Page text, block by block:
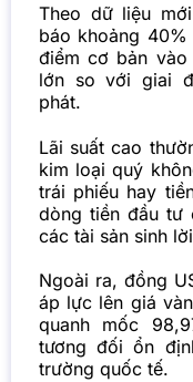
Theo dữ liệu
báo khoảng
điểm cơ bản
lớn so với giai
phát.
Lãi suất cao
kim loại quý
trái phiếu hay
dòng tiền đầu tư
các tài sản sinh
Ngoài ra, đồng
áp lực lên giá
quanh mốc
tương đối ổn
trường quốc tế.